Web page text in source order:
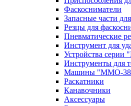
Фаскосниматели
Запасные части
Резцы для
Пневматические
Инструмент для
Устройства
Инструменты для
Машины "ММО-38-
Раскатники
Канавочники
Аксессуары